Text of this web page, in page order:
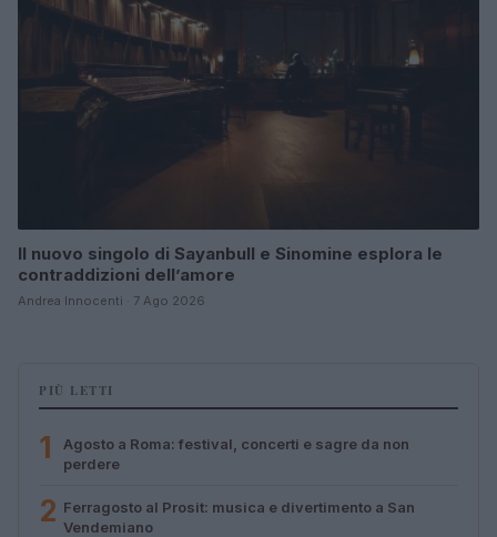
Il nuovo singolo di Sayanbull e Sinomine esplora le
contraddizioni dell’amore
Andrea Innocenti · 7 Ago 2026
PIÙ LETTI
1
Agosto a Roma: festival, concerti e sagre da non
perdere
2 Ferragosto al Prosit: musica e divertimento a San
Vendemiano